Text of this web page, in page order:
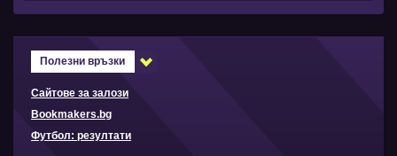
Полезни връзки
Сайтове за залози
Bookmakers.bg
Футбол: резултати